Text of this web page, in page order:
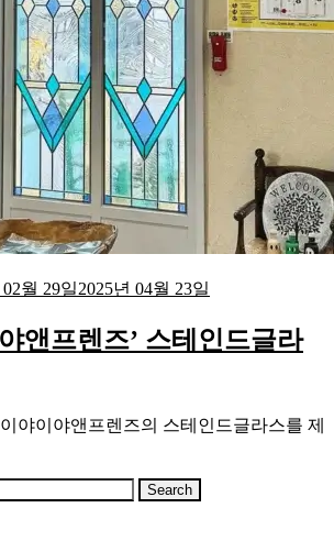
월 29일2025년 04월 23일
앤프렌즈’ 스테인드글라
야이야앤프렌즈의 스테인드글라스를 제
Search